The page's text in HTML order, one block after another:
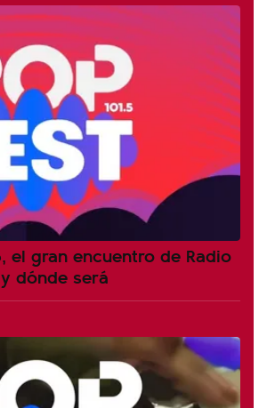
el gran encuentro de Radio
dónde será